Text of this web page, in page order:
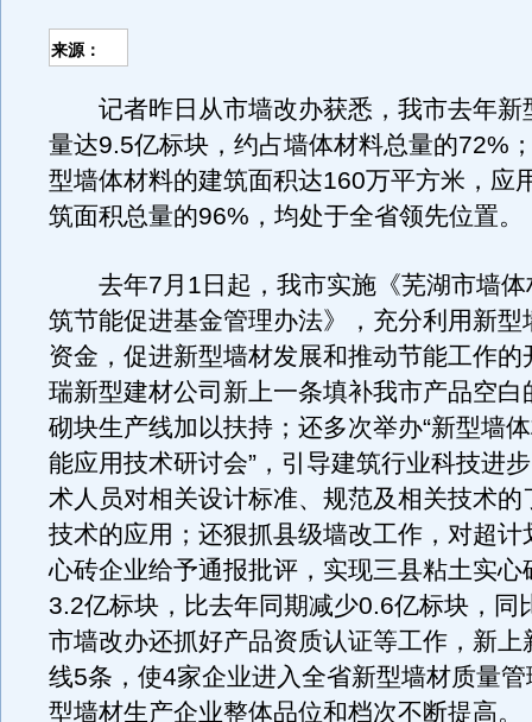
来源：
记者昨日从市墙改办获悉，我市去年新
量达9.5亿标块，约占墙体材料总量的72%
型墙体材料的建筑面积达160万平方米，应
筑面积总量的96%，均处于全省领先位置。
去年7月1日起，我市实施《芜湖市墙体
筑节能促进基金管理办法》，充分利用新型
资金，促进新型墙材发展和推动节能工作的
瑞新型建材公司新上一条填补我市产品空白
砌块生产线加以扶持；还多次举办“新型墙
能应用技术研讨会”，引导建筑行业科技进
术人员对相关设计标准、规范及相关技术的
技术的应用；还狠抓县级墙改工作，对超计
心砖企业给予通报批评，实现三县粘土实心
3.2亿标块，比去年同期减少0.6亿标块，同
市墙改办还抓好产品资质认证等工作，新上
线5条，使4家企业进入全省新型墙材质量
型墙材生产企业整体品位和档次不断提高。